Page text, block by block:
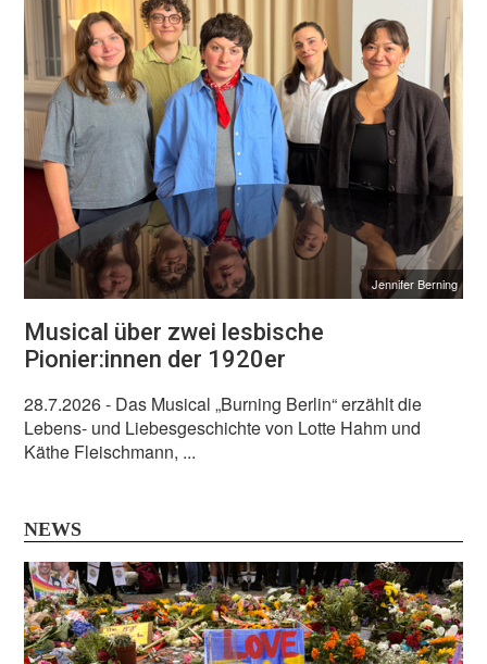
Jennifer Berning
Musical über zwei lesbische
Pionier:innen der 1920er
28.7.2026- Das Musical „Burning Berlin“ erzählt die
Lebens- und Liebesgeschichte von Lotte Hahm und
Käthe Fleischmann, ...
NEWS